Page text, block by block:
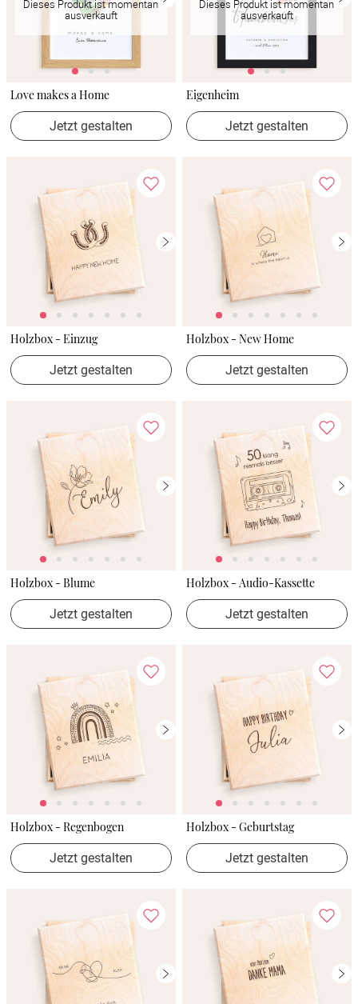
Dieses Produkt ist momentan
ausverkauft
Love makes a Home
Jetzt gestalten
Dieses Produkt ist momentan
ausverkauft
Eigenheim
Jetzt gestalten
Holzbox - Einzug
Jetzt gestalten
Holzbox - New Home
Jetzt gestalten
Holzbox - Blume
Jetzt gestalten
Holzbox - Audio-Kassette
Jetzt gestalten
Holzbox - Regenbogen
Jetzt gestalten
Holzbox - Geburtstag
Jetzt gestalten